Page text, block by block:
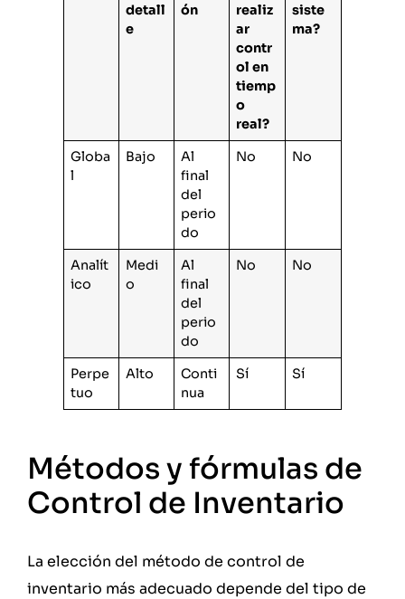
detall
e
ón
realiz
ar
contr
ol en
tiemp
o
real?
siste
ma?
Globa
l
Bajo
Al
final
del
perio
do
No No
Analít
ico
Medi
o
Al
final
del
perio
do
No No
Perpe
tuo
Alto
Conti
nua
Sí Sí
Métodos y fórmulas de
Control de Inventario
La elección del método de control de
inventario más adecuado depende del tipo de